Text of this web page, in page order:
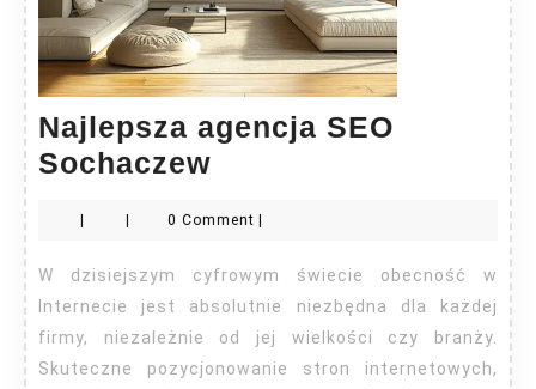
Najlepsza agencja SEO
SochaczewNajlepsza
SEO
Sochaczew
0 Comment
W dzisiejszym cyfrowym świecie obecność w
Internecie jest absolutnie niezbędna dla każdej
firmy, niezależnie od jej wielkości czy branży.
Skuteczne pozycjonowanie stron internetowych,